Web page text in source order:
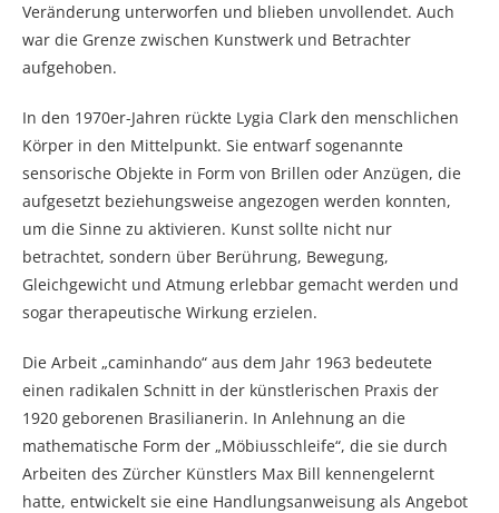
Veränderung unterworfen und blieben unvollendet. Auch
war die Grenze zwischen Kunstwerk und Betrachter
aufgehoben.
In den 1970er-Jahren rückte Lygia Clark den menschlichen
Körper in den Mittelpunkt. Sie entwarf sogenannte
sensorische Objekte in Form von Brillen oder Anzügen, die
aufgesetzt beziehungsweise angezogen werden konnten,
um die Sinne zu aktivieren. Kunst sollte nicht nur
betrachtet, sondern über Berührung, Bewegung,
Gleichgewicht und Atmung erlebbar gemacht werden und
sogar therapeutische Wirkung erzielen.
Die Arbeit „caminhando“ aus dem Jahr 1963 bedeutete
einen radikalen Schnitt in der künstlerischen Praxis der
1920 geborenen Brasilianerin. In Anlehnung an die
mathematische Form der „Möbiusschleife“, die sie durch
Arbeiten des Zürcher Künstlers Max Bill kennengelernt
hatte, entwickelt sie eine Handlungsanweisung als Angebot